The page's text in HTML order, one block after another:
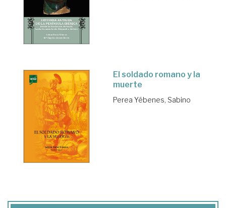
El soldado romano y la
muerte
Perea Yébenes, Sabino